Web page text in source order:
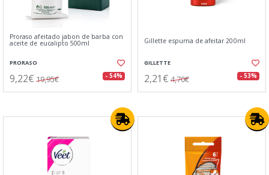
Proraso afeitado jabon de barba con
aceite de eucalipto 500ml
PRORASO
9,22€ 19,95€ - 54%
Gillette espuma de afeitar 200ml
GILLETTE
2,21€ 4,70€ - 53%